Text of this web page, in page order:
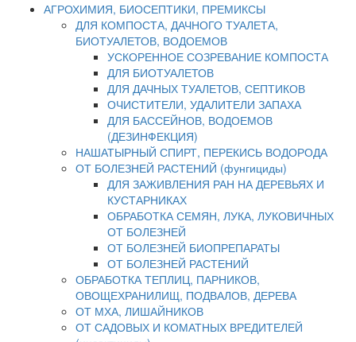
АГРОХИМИЯ, БИОСЕПТИКИ, ПРЕМИКСЫ
ДЛЯ КОМПОСТА, ДАЧНОГО ТУАЛЕТА,
БИОТУАЛЕТОВ, ВОДОЕМОВ
УСКОРЕННОЕ СОЗРЕВАНИЕ КОМПОСТА
ДЛЯ БИОТУАЛЕТОВ
ДЛЯ ДАЧНЫХ ТУАЛЕТОВ, СЕПТИКОВ
ОЧИСТИТЕЛИ, УДАЛИТЕЛИ ЗАПАХА
ДЛЯ БАССЕЙНОВ, ВОДОЕМОВ
(ДЕЗИНФЕКЦИЯ)
НАШАТЫРНЫЙ СПИРТ, ПЕРЕКИСЬ ВОДОРОДА
ОТ БОЛЕЗНЕЙ РАСТЕНИЙ (фунгициды)
ДЛЯ ЗАЖИВЛЕНИЯ РАН НА ДЕРЕВЬЯХ И
КУСТАРНИКАХ
ОБРАБОТКА СЕМЯН, ЛУКА, ЛУКОВИЧНЫХ
ОТ БОЛЕЗНЕЙ
ОТ БОЛЕЗНЕЙ БИОПРЕПАРАТЫ
ОТ БОЛЕЗНЕЙ РАСТЕНИЙ
ОБРАБОТКА ТЕПЛИЦ, ПАРНИКОВ,
ОВОЩЕХРАНИЛИЩ, ПОДВАЛОВ, ДЕРЕВА
ОТ МХА, ЛИШАЙНИКОВ
ОТ САДОВЫХ И КОМАТНЫХ ВРЕДИТЕЛЕЙ